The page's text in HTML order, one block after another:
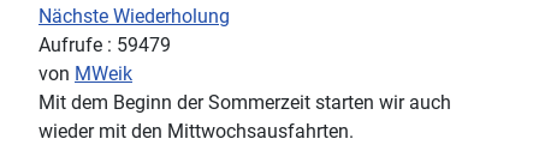
Nächste Wiederholung
Aufrufe : 59479
von MWeik
Mit dem Beginn der Sommerzeit starten wir auch
wieder mit den Mittwochsausfahrten.